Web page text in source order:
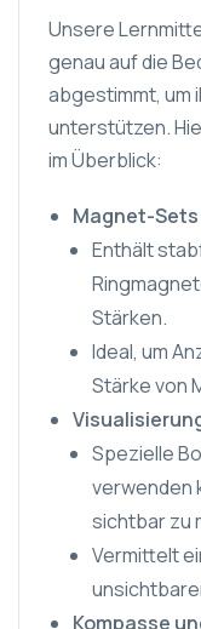
Unsere
genau auf die
abgestimmt, um
unterstützen.
im Überblick:
Magnet-
Enthält
Stärken.
Ideal, um
Stärke von
Spezielle
verwenden
sichtbar zu
Vermittelt
Kompasse